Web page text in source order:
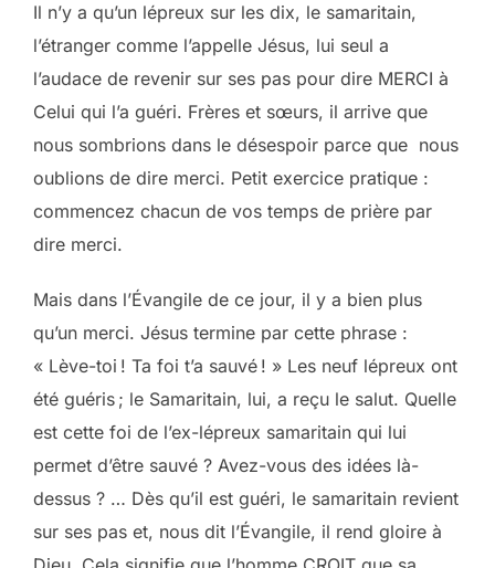
Il n’y a qu’un lépreux sur les dix, le samaritain,
l’étranger comme l’appelle Jésus, lui seul a
l’audace de revenir sur ses pas pour dire MERCI à
Celui qui l’a guéri. Frères et sœurs, il arrive que
nous sombrions dans le désespoir parce que nous
oublions de dire merci. Petit exercice pratique :
commencez chacun de vos temps de prière par
dire merci.
Mais dans l’Évangile de ce jour, il y a bien plus
qu’un merci. Jésus termine par cette phrase :
« Lève-toi ! Ta foi t’a sauvé ! » Les neuf lépreux ont
été guéris ; le Samaritain, lui, a reçu le salut. Quelle
est cette foi de l’ex-lépreux samaritain qui lui
permet d’être sauvé ? Avez-vous des idées là-
dessus ? … Dès qu’il est guéri, le samaritain revient
sur ses pas et, nous dit l’Évangile, il rend gloire à